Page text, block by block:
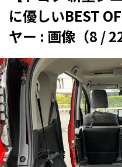
に優しいBEST
ヤー : 画像（8 / 22